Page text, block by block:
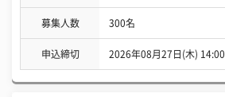
募集人数 300名
申込締切 2026年08月27日(木) 14:00